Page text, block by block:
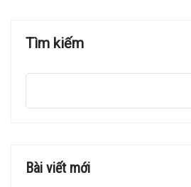
Tìm kiếm
Bài viết mới